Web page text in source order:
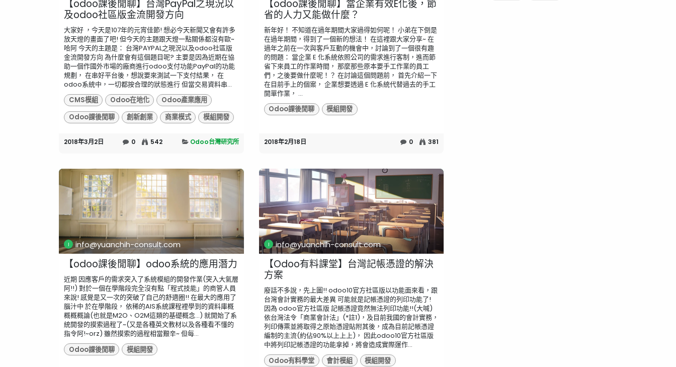
【odoo課後閒聊】台灣PayPal之現況以
及odoo社區版金流開發方向
大家好 ，今天是107年的元宵佳節! 想必今天新聞又會有許多
放天燈的畫面了吧! 但今天的主題跟天燈一點關係都沒有歐~
哈阿 今天的主題是： 台灣PAYPAL之現況以及odoo社區版
金流開發方向 為什麼會有這個題目呢? 主要是因為近期在協
助一個作國外市場的廠商進行odoo支付功能PayPal的功能
規劃， 在串好平台後，想說要來測試一下支付結果， 在
odoo系統中，一切都按合理的狀態進行 但當交易資料串...
CMS模組
Odoo在地化
Odoo產業應用
Odoo課後閒聊
創新創業 商業模式 模組開發
2018年3月2日 0 542 Odoo台灣研究所
【odoo課後閒聊】當企業有效E化後，節
省的人力又能做什麼？
新年好！ 不知道在過年期間大家過得如何呢！ 小弟在下倒是
在過年期間，得到了一個新的想法！ 在這裡跟大家分享~ 在
過年之前在一次與客戶互動的機會中，討論到了一個很有趣
的問題： 當企業 E 化系統依照公司的需求進行客制，進而節
省下來員工的作業時間， 那麼那些原本要手工作業的員工
們，之後要做什麼呢！？ 在討論這個問題前， 首先介紹一下
在目前手上的個案， 企業想要透過 E 化系統代替過去的手工
開單作業， ...
Odoo課後閒聊
模組開發
2018年2月18日 0 381
info@yuanchih-consult.com
【odoo課後閒聊】odoo系統的應用潛力
近期 因應客戶的需求突入了系統模組的開發作業(突入大氣層
阿!!) 對於一個在學階段完全沒有點「程式技能」的商管人員
來說! 感覺是又一次的突破了自己的舒適圈!! 在最大的應用了
腦汁中 於在學階段， 依稀的AIS系統課程裡學到的資料庫概
概概概論(也就是M2O、O2M這類的基礎概念...) 就開始了系
統開發的摸索過程了~(又是各種英文教材以及各種看不懂的
指令阿!~orz) 雖然摸索的過程相當艱辛~ 但每...
Odoo課後閒聊
模組開發
info@yuanchih-consult.com
【Odoo有料課堂】台灣記帳憑證的解決
方案
廢話不多說，先上圖!! odoo10官方社區版以功能面來看，跟
台灣會計實務的最大差異 可能就是記帳憑證的列印功能了!
因為 odoo官方社區版 記帳憑證竟然無法列印功能!!(大喊)
依台灣法令「商業會計法」(*註1)，及目前我國的會計實務，
列印傳票並將取得之原始憑證貼附其後，成為目前記帳憑證
編制的主流(約佔90%以上上上)， 因此odoo10官方社區版
中將列印記帳憑證的功能拿掉，將會造成實際運作...
Odoo有料學堂
會計模組 模組開發